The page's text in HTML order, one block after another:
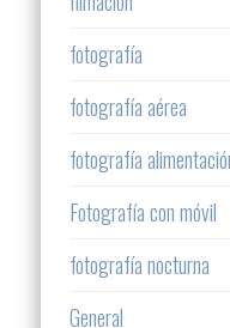
fotografía
fotografía aérea
fotografía
Fotografía con móvil
fotografía nocturna
General